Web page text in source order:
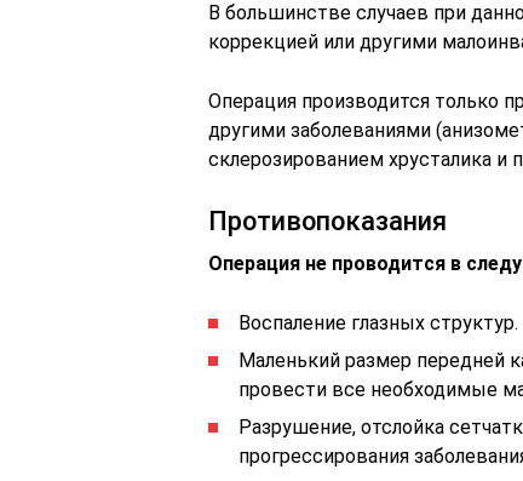
В большинстве случаев при
коррекцией или другими
Операция производится только
другими заболеваниями
склерозированием хрусталика и
Противопоказания
Операция не проводится в
Воспаление глазных структур.
Маленький размер передней
провести все необходимые
Разрушение, отслойка
прогрессирования